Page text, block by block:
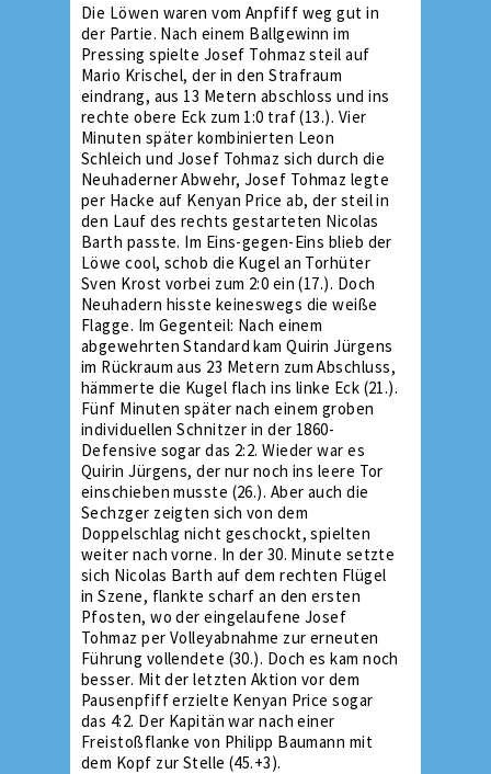
Die Löwen waren vom Anpfiff weg gut in
der Partie. Nach einem Ballgewinn im
Pressing spielte Josef Tohmaz steil auf
Mario Krischel, der in den Strafraum
eindrang, aus 13 Metern abschloss und ins
rechte obere Eck zum 1:0 traf (13.). Vier
Minuten später kombinierten Leon
Schleich und Josef Tohmaz sich durch die
Neuhaderner Abwehr, Josef Tohmaz legte
per Hacke auf Kenyan Price ab, der steil in
den Lauf des rechts gestarteten Nicolas
Barth passte. Im Eins-gegen-Eins blieb der
Löwe cool, schob die Kugel an Torhüter
Sven Krost vorbei zum 2:0 ein (17.). Doch
Neuhadern hisste keineswegs die weiße
Flagge. Im Gegenteil: Nach einem
abgewehrten Standard kam Quirin Jürgens
im Rückraum aus 23 Metern zum Abschluss,
hämmerte die Kugel flach ins linke Eck (21.).
Fünf Minuten später nach einem groben
individuellen Schnitzer in der 1860-
Defensive sogar das 2:2. Wieder war es
Quirin Jürgens, der nur noch ins leere Tor
einschieben musste (26.). Aber auch die
Sechzger zeigten sich von dem
Doppelschlag nicht geschockt, spielten
weiter nach vorne. In der 30. Minute setzte
sich Nicolas Barth auf dem rechten Flügel
in Szene, flankte scharf an den ersten
Pfosten, wo der eingelaufene Josef
Tohmaz per Volleyabnahme zur erneuten
Führung vollendete (30.). Doch es kam noch
besser. Mit der letzten Aktion vor dem
Pausenpfiff erzielte Kenyan Price sogar
das 4:2. Der Kapitän war nach einer
Freistoßflanke von Philipp Baumann mit
dem Kopf zur Stelle (45.+3).